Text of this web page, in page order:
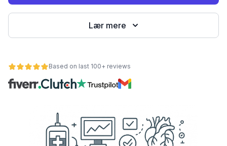
Lær mere
Based on last 100+ reviews